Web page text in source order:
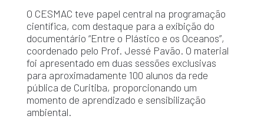
O CESMAC teve papel central na programação
científica, com destaque para a exibição do
documentário “Entre o Plástico e os Oceanos”,
coordenado pelo Prof. Jessé Pavão. O material
foi apresentado em duas sessões exclusivas
para aproximadamente 100 alunos da rede
pública de Curitiba, proporcionando um
momento de aprendizado e sensibilização
ambiental.